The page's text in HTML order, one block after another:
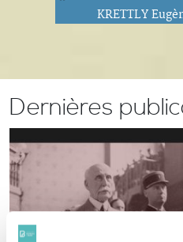
KRETTLY
Dernières